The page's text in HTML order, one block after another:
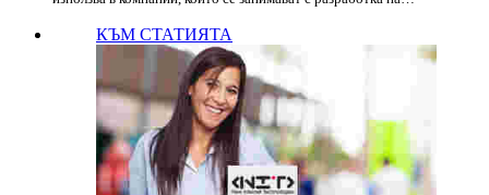
КЪМ СТАТИЯТА